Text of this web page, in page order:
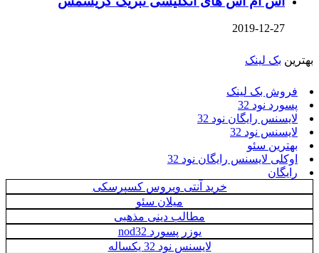
2019-12-27
بهترین بک لینک
فروش بک لینک
پسورد نود 32
لایسنس رایگان نود 32
لایسنس نود 32
بهترین سئو
اوکلی لایسنس رایگان نود 32
رایگان
خرید آنتی ویروس کسپرسکی
میلان سئو
مطالب دینی مذهبی
یوزر پسورد nod32
لایسنس نود 32 یکساله